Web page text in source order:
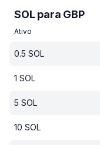
SOL para GBP
Ativo
0.5 SOL
1 SOL
5 SOL
10 SOL